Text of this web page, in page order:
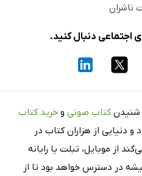
ناشران
اجتماعی دنبال کنید.
شنیدن کتاب صوتی و خرید کتاب
و دنیایی از هزاران کتاب در
از موبایل، تبلت یا رایانه
در دسترس خواهد بود تا از